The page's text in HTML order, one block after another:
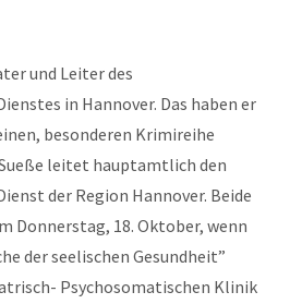
und Leiter des
in Hannover. Das haben er
besonderen Krimireihe
leitet hauptamtlich den
der Region Hannover. Beide
Donnerstag, 18. Oktober, wenn
der seelischen Gesundheit”
Psychosomatischen Klinik